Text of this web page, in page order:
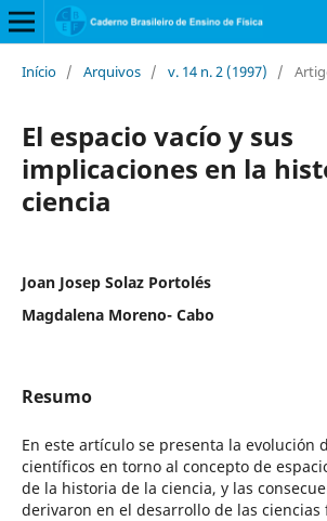
Início / Arquivos / v. 14 n. 2 (1997) /
El espacio vacío y sus
implicaciones en la
ciencia
Joan Josep Solaz Portolés
Magdalena Moreno- Cabo
Resumo
En este artículo se presenta la evolución
científicos en torno al concepto de
de la historia de la ciencia, y las
derivaron en el desarrollo de las ciencias